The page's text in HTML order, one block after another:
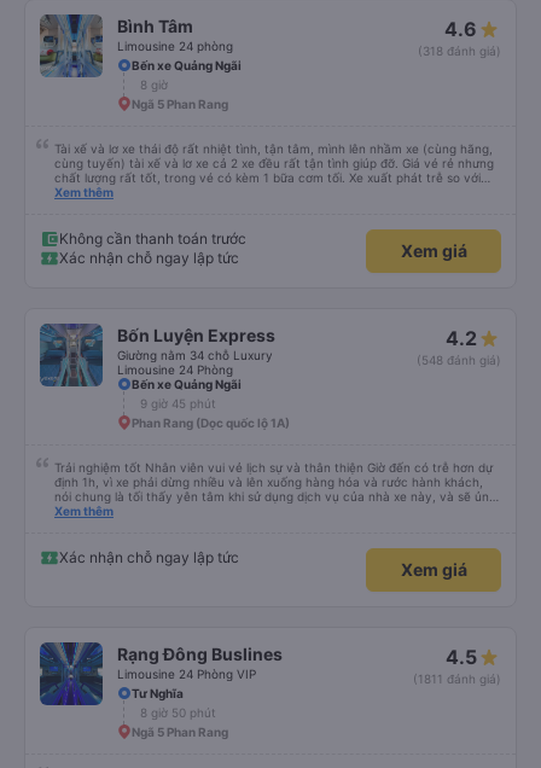
Bình Tâm
Limousine 24 phòng
4.6
(318 đánh giá)
Bến xe Quảng Ngãi
8 giờ
Ngã 5 Phan Rang
Tài xế và lơ xe thái độ rất nhiệt tình, tận tâm, mình lên nhầm xe (cùng hãng,
cùng tuyến) tài xế và lơ xe cả 2 xe đều rất tận tình giúp đỡ. Giá vé rẻ nhưng
chất lượng rất tốt, trong vé có kèm 1 bữa cơm tối. Xe xuất phát trễ so với
trên app 45p, nhưng do bão nên trời mưa rất to, có thể thông cảm được.
Xem thêm
Không cần thanh toán trước
Xác nhận chỗ ngay lập tức
Xem giá
Bốn Luyện Express
Giường nằm 34 chỗ Luxury
Limousine 24 Phòng
4.2
(548 đánh giá)
Bến xe Quảng Ngãi
9 giờ 45 phút
Phan Rang (Dọc quốc lộ 1A)
Trải nghiệm tốt Nhân viên vui vẻ lịch sự và thân thiện Giờ đến có trễ hơn dự
định 1h, vì xe phải dừng nhiều và lên xuống hàng hóa và rước hành khách,
nói chung là tối thấy yên tâm khi sử dụng dịch vụ của nhà xe này, và sẽ ủng
hộ và giới thiệu cho người thân sử dụng dịch vụ của nhà xe này
Xem thêm
Xác nhận chỗ ngay lập tức
Xem giá
Rạng Đông Buslines
Limousine 24 Phòng VIP
4.5
(1811 đánh giá)
Tư Nghĩa
8 giờ 50 phút
Ngã 5 Phan Rang